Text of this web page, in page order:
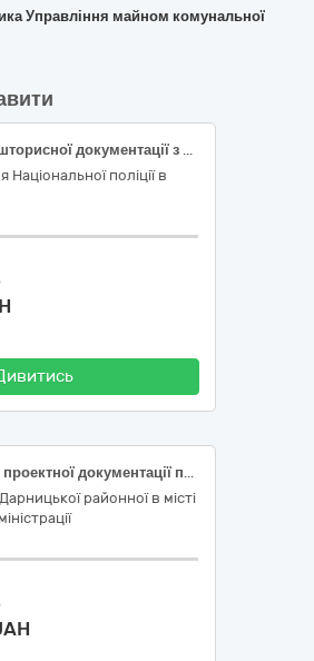
Управління майном комунальної
«Виготовлення кошторисної документації з поточного ремонту по об’єкту: «Поточний ремонт адміністративної будівлі Конотопського РВП ГУНП в Сумській області (заміна вікон)»
поліції в
Роботи з розробки проектної документації по об’єкту: «Будівництво споруди подвійного призначення із захисними властивостями протирадіаційного укриття ліцею №160 Дарницького району м.Києва, вулиця Юрія Литвинського, 45» (CPV-71240000-2 «Архітектурні, інженерні та планувальні послуги»
районної в місті